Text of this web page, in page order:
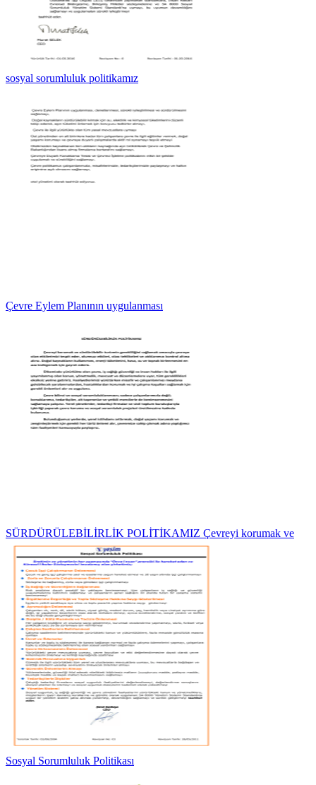
sosyal sorumluluk politikamız
Çevre Eylem Planının uygulanması
SÜRDÜRÜLEBİLİRLİK POLİTİKAMIZ Çevreyi korumak ve
Sosyal Sorumluluk Politikası